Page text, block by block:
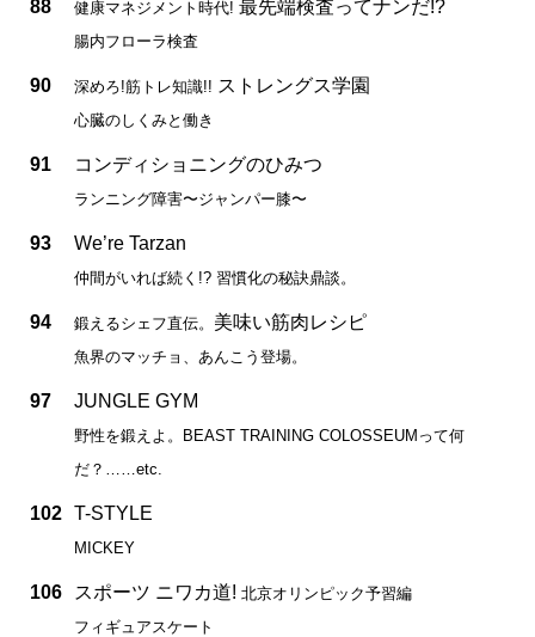
88 健康マネジメント時代! 最先端検査ってナンだ!?
腸内フローラ検査
90 深めろ!筋トレ知識!! ストレングス学園
心臓のしくみと働き
91 コンディショニングのひみつ
ランニング障害〜ジャンパー膝〜
93 We’re Tarzan
仲間がいれば続く!? 習慣化の秘訣鼎談。
94 鍛えるシェフ直伝。 美味い筋肉レシピ
魚界のマッチョ、あんこう登場。
97 JUNGLE GYM
野性を鍛えよ。BEAST TRAINING COLOSSEUMって何
だ？……etc.
102 T-STYLE
MICKEY
106 スポーツ ニワカ道! 北京オリンピック予習編
フィギュアスケート